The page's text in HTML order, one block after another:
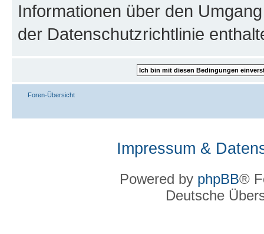
Informationen über den
der Datenschutzrichtlinie
Foren-Übersicht
Impressum &
Powered by phpBB®
Deutsche